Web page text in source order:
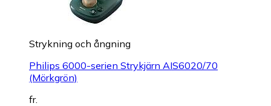
Strykning och ångning
Philips 6000-serien Strykjärn AIS6020/70
(Mörkgrön)
fr.